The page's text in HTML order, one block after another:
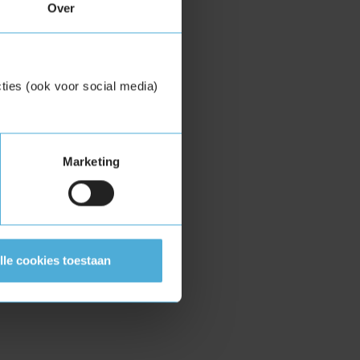
Over
(ook voor social media)
Marketing
cookies toestaan